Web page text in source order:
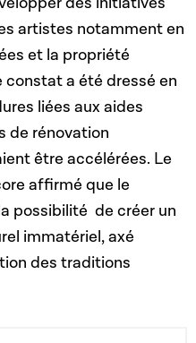
artistes notamment en
et la propriété
constat a été dressé en
liées aux aides
de rénovation
être accélérées. Le
affirmé que le
possibilité de créer un
immatériel, axé
des traditions